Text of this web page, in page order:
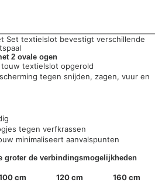
2 ovale ogen
tegen snijden, zagen, vuur en
tegen verfkrassen
minimaliseert aanvalspunten
groter de verbindingsmogelijkheden
cm 120 cm 160 cm